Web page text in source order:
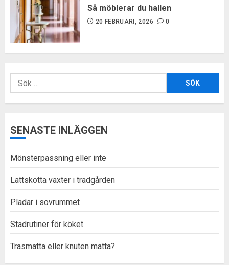
Så möblerar du hallen
20 FEBRUARI, 2026 0
Sök
efter:
SENASTE INLÄGGEN
Mönsterpassning eller inte
Lättskötta växter i trädgården
Plädar i sovrummet
Städrutiner för köket
Trasmatta eller knuten matta?